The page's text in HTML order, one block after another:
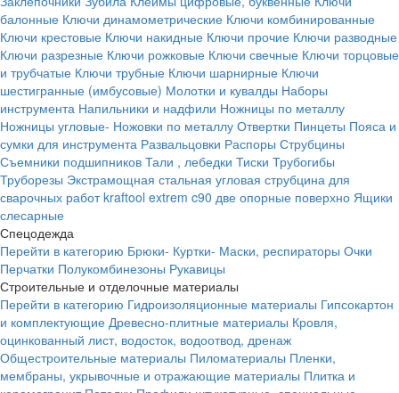
балонные Ключи динамометрические Ключи комбинированные
Ключи крестовые Ключи накидные Ключи прочие Ключи разводные
Ключи разрезные Ключи рожковые Ключи свечные Ключи торцовые
и трубчатые Ключи трубные Ключи шарнирные Ключи
шестигранные (имбусовые) Молотки и кувалды Наборы
инструмента Напильники и надфили Ножницы по металлу
Ножницы угловые- Ножовки по металлу Отвертки Пинцеты Пояса и
сумки для инструмента Развальцовки Распоры Струбцины
Съемники подшипников Тали , лебедки Тиски Трубогибы
Труборезы Экстрамощная стальная угловая струбцина для
сварочных работ kraftool extrem c90 две опорные поверхно Ящики
слесарные
Спецодежда
Перейти в категорию Брюки- Куртки- Маски, респираторы Очки
Перчатки Полукомбинезоны Рукавицы
Строительные и отделочные материалы
Перейти в категорию Гидроизоляционные материалы Гипсокартон
и комплектующие Древесно-плитные материалы Кровля,
оцинкованный лист, водосток, водоотвод, дренаж
Общестроительные материалы Пиломатериалы Пленки,
мембраны, укрывочные и отражающие материалы Плитка и